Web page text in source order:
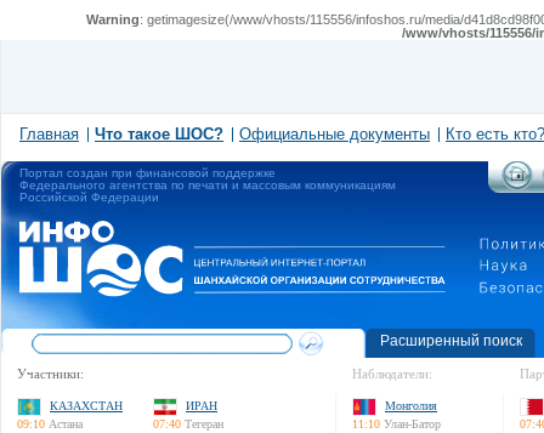
Warning: getimagesize(/www/vhosts/115556/infoshos.ru/media/
/www/vhosts/
Главная Что такое ШОС? Официальные документы Кто есть кто?
Портал создан при финансовой поддержке
Федерального агентства по печати и массовым коммуникациям
Российской Федерации
Расширенный поиск
Участники:
КАЗАХСТАН
09:10 Астана
ИРАН
07:40 Тегеран
Наблюдатели:
Монголия
11:10 Улан-Батор